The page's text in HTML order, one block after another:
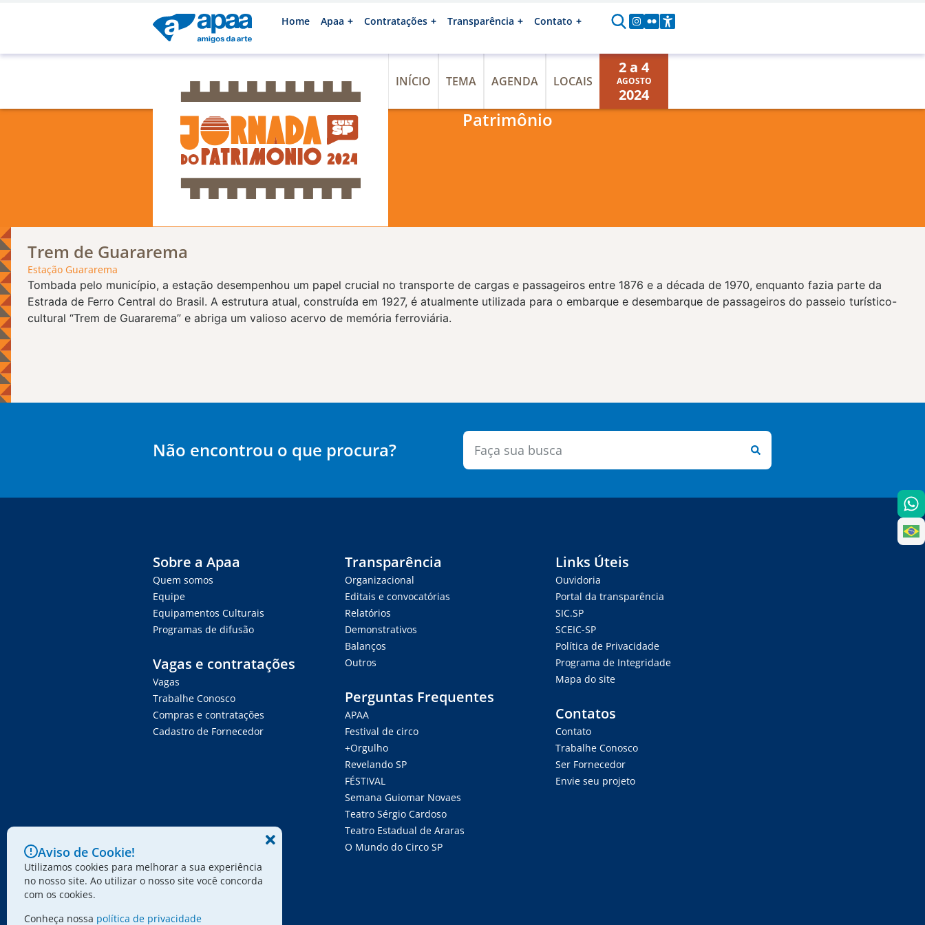
Home Apaa Contratações Transparência Contato
INÍCIO TEMA AGENDA LOCAIS
2 a 4
AGOSTO
2024
Patrimônio
Trem de Guararema
Estação Guararema
Tombada pelo município, a estação desempenhou um papel crucial no transporte de cargas e passageiros entre 1876 e a década de 1970, enquanto fazia parte da
Estrada de Ferro Central do Brasil. A estrutura atual, construída em 1927, é atualmente utilizada para o embarque e desembarque de passageiros do passeio turístico-
cultural “Trem de Guararema” e abriga um valioso acervo de memória ferroviária.
Não encontrou o que procura?
Sobre a Apaa
Quem somos
Equipe
Equipamentos Culturais
Programas de difusão
Vagas e contratações
Vagas
Trabalhe Conosco
Compras e contratações
Cadastro de Fornecedor
Transparência
Organizacional
Editais e convocatórias
Relatórios
Demonstrativos
Balanços
Outros
Perguntas Frequentes
APAA
Festival de circo
+Orgulho
Revelando SP
FÉSTIVAL
Semana Guiomar Novaes
Teatro Sérgio Cardoso
Teatro Estadual de Araras
O Mundo do Circo SP
Links Úteis
Ouvidoria
Portal da transparência
SIC.SP
SCEIC-SP
Política de Privacidade
Programa de Integridade
Mapa do site
Contatos
Contato
Trabalhe Conosco
Ser Fornecedor
Envie seu projeto
Aviso de Cookie!
Utilizamos cookies para melhorar a sua experiência
no nosso site. Ao utilizar o nosso site você concorda
com os cookies.
Conheça nossa política de privacidade